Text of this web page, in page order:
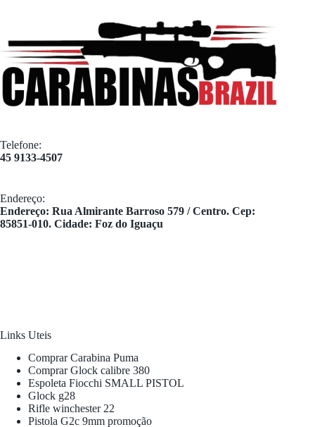
Telefone:
45 9133-4507
Endereço:
​Endereço: Rua Almirante Barroso 579 / Centro. Cep:
85851-010. Cidade: Foz do Iguaçu
Links Uteis
Comprar Carabina Puma
Comprar Glock calibre 380
Espoleta Fiocchi SMALL PISTOL
Glock g28
Rifle winchester 22
Pistola G2c 9mm promoção